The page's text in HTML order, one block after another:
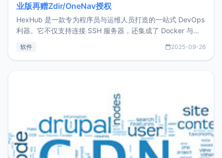
业版再赠Zdir/OneNav授权
HexHub 是一款专为程序员与运维人员打造的一站式 DevOps
利器。它不仅支持连接 SSH 服务器，还集成了 Docker 与常
件间频繁切换，仅凭 HexHub 即可同时搞定运维与数据库操
软件 2025-09-26